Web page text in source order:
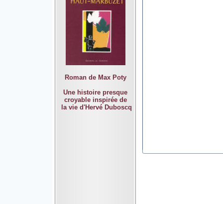
Roman de Max Poty
Une histoire presque
croyable inspirée de
la vie d'Hervé Duboscq